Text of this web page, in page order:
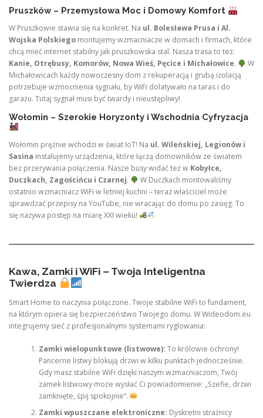
Pruszków – Przemysłowa Moc i Domowy Komfort
W Pruszkowie stawia się na konkret. Na ul. Bolesława Prusa i Al.
Wojska Polskiego montujemy wzmacniacze w domach i firmach, które
chcą mieć internet stabilny jak pruszkowska stal. Nasza trasa to też:
Kanie, Otrębusy, Komorów, Nowa Wieś, Pęcice i Michałowice.
W
Michałowicach każdy nowoczesny dom z rekuperacją i grubą izolacją
potrzebuje wzmocnienia sygnału, by WiFi dolatywało na taras i do
garażu. Tutaj sygnał musi być twardy i nieustępliwy!
Wołomin – Szerokie Horyzonty i Wschodnia Cyfryzacja
Wołomin prężnie wchodzi w świat IoT! Na ul. Wileńskiej, Legionów i
Sasina instalujemy urządzenia, które łączą domowników ze światem
bez przerywania połączenia. Nasze busy widać też w Kobyłce,
Duczkach, Zagościńcu i Czarnej.
W Duczkach montowaliśmy
ostatnio wzmacniacz WiFi w letniej kuchni – teraz właściciel może
sprawdzać przepisy na YouTube, nie wracając do domu po zasięg. To
się nazywa postęp na miarę XXI wieku!
Kawa, Zamki i WiFi – Twoja Inteligentna
Twierdza
Smart Home to naczynia połączone. Twoje stabilne WiFi to fundament,
na którym opiera się bezpieczeństwo Twojego domu. W Wideodom.eu
integrujemy sieć z profesjonalnymi systemami ryglowania:
Zamki wielopunktowe (listwowe): To królowie ochrony!
Pancerne listwy blokują drzwi w kilku punktach jednocześnie.
Gdy masz stabilne WiFi dzięki naszym wzmacniaczom, Twój
zamek listwowy może wysłać Ci powiadomienie: „Szefie, drzwi
zamknięte, śpij spokojnie”.
Zamki wpuszczane elektroniczne: Dyskretni strażnicy